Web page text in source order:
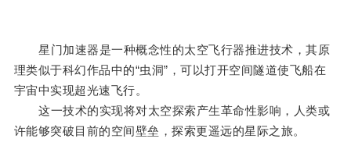
星门加速器是一种概念性的太空飞行器推进技术，其原
理类似于科幻作品中的“虫洞”，可以打开空间隧道使飞船在
宇宙中实现超光速飞行。
这一技术的实现将对太空探索产生革命性影响，人类或
许能够突破目前的空间壁垒，探索更遥远的星际之旅。